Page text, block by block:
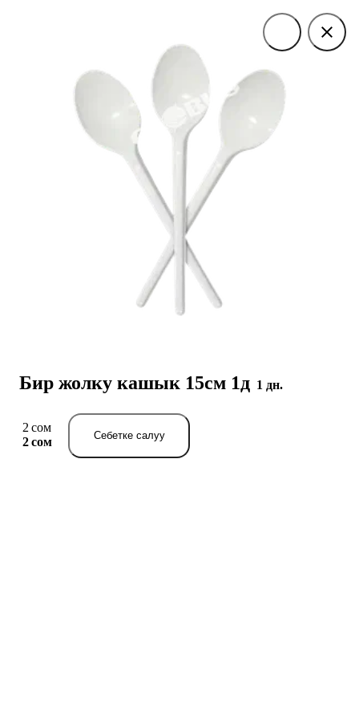
Бир жолку кашык 15см 1д 1 дн.
2 сом
2 сом
Себетке салуу